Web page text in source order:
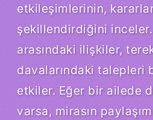
etkileşimlerinin,
şekillendirdiğini
arasındaki ilişkiler,
davalarındaki talepleri
etkiler. Eğer bir ailede
varsa, mirasın